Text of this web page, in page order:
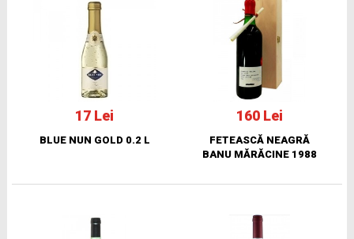
17 Lei
BLUE NUN GOLD 0.2 L
160 Lei
FETEASCĂ NEAGRĂ
BANU MĂRĂCINE 1988